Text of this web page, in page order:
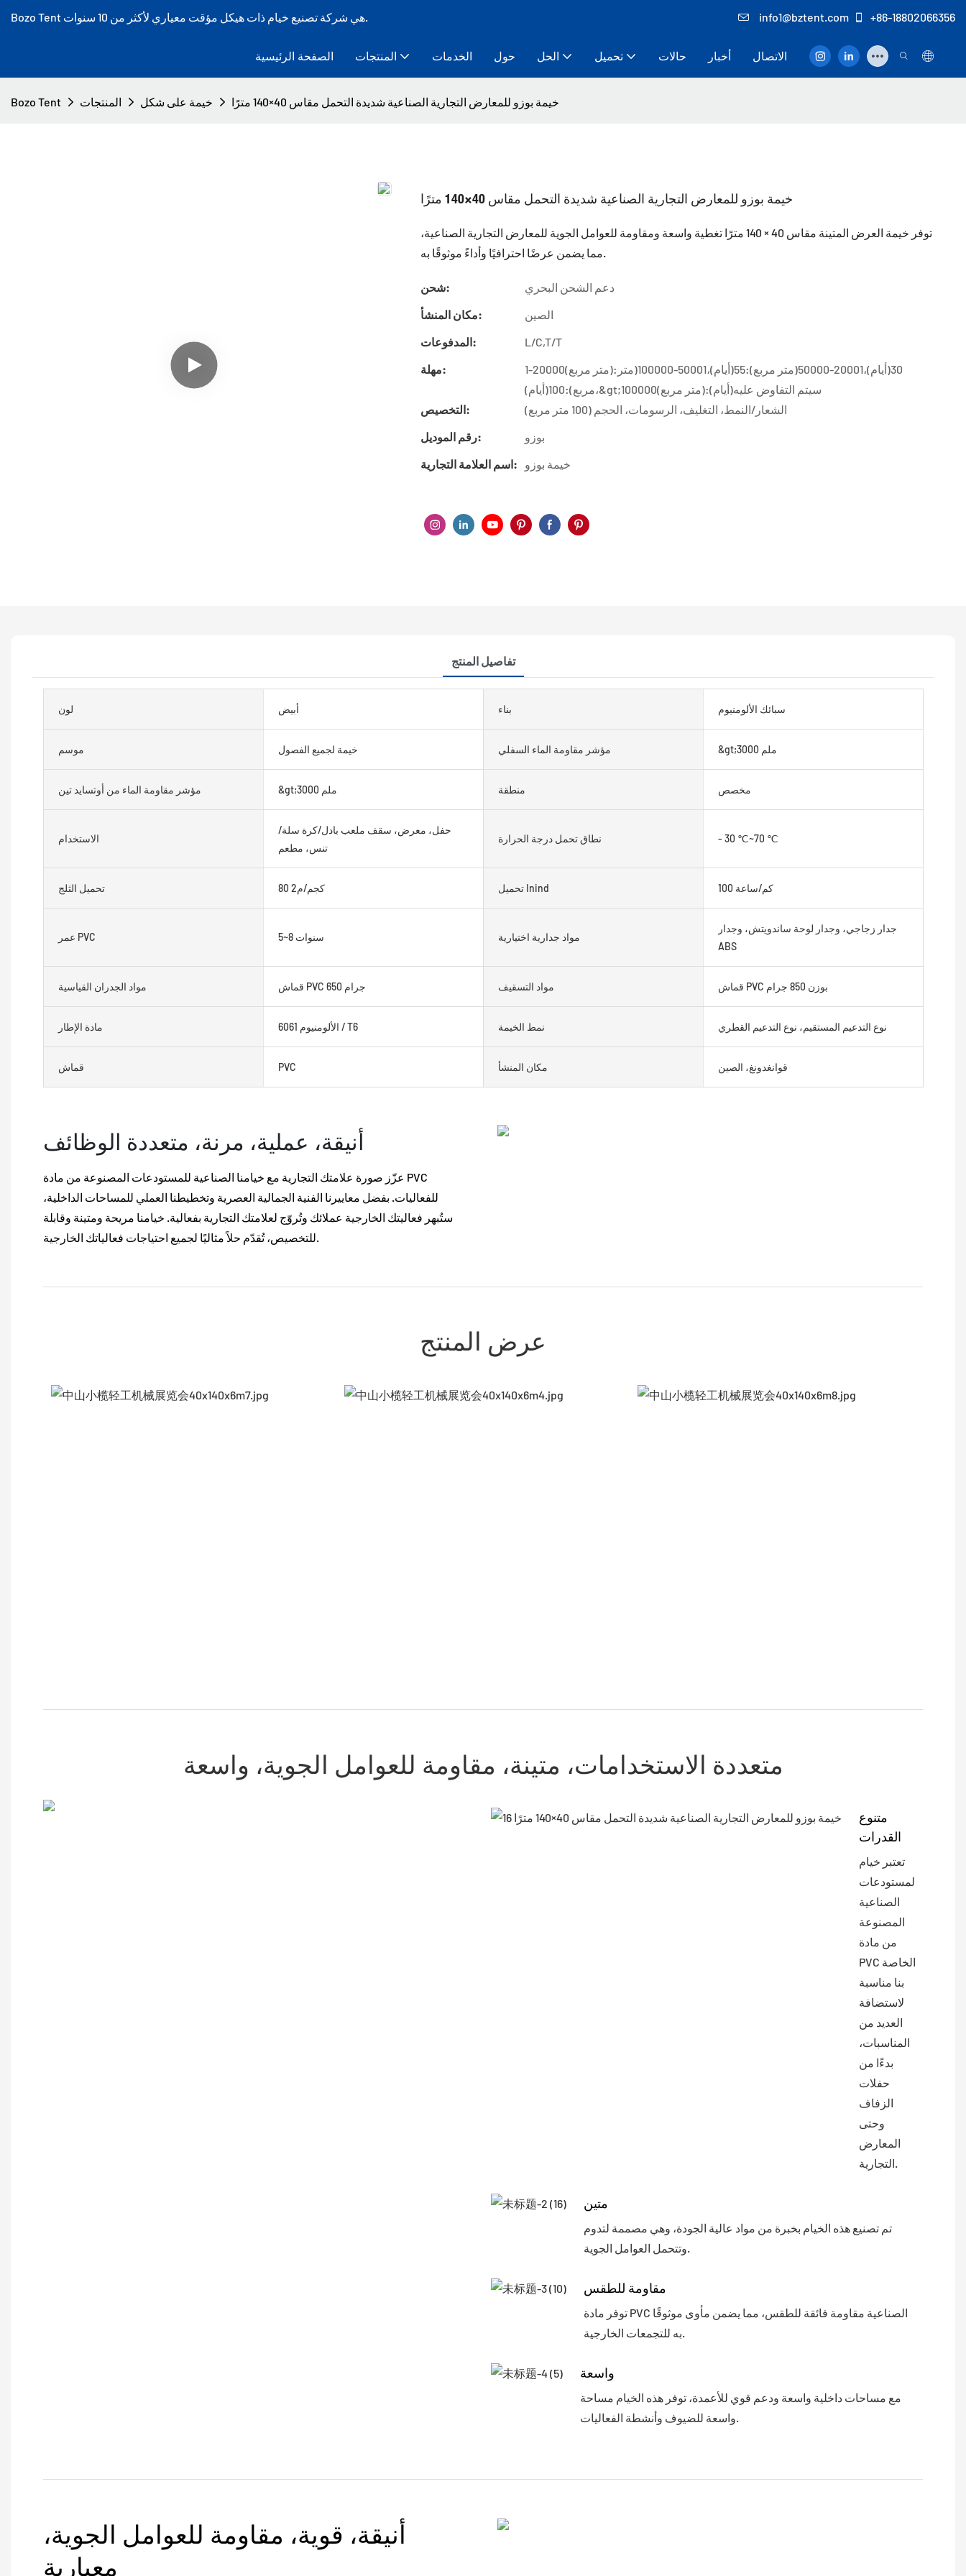
Bozo Tent هي شركة تصنيع خيام ذات هيكل مؤقت معياري لأكثر من 10 سنوات. info1@bztent.com +86-18802066356
الصفحة الرئيسية المنتجات الخدمات حول الحل تحميل حالات أخبار الاتصال
Bozo Tent المنتجات خيمة على شكل خيمة بوزو للمعارض التجارية الصناعية شديدة التحمل مقاس 40×140 مترًا
خيمة بوزو للمعارض التجارية الصناعية شديدة التحمل مقاس 40×140 مترًا
توفر خيمة العرض المتينة مقاس 40 × 140 مترًا تغطية واسعة ومقاومة للعوامل الجوية للمعارض التجارية الصناعية،
شحن:
دعم الشحن البحري
مكان المنشأ:
الصين
المدفوعات:
L/C,T/T
مهلة:
1-20000(متر مربع):30(أيام)،20001-50000(متر مربع):55(أيام)،50001-100000(متر
مربع):100(أيام)،&gt;100000(متر مربع):سيتم التفاوض عليه(أيام)
التخصيص:
الشعار/النمط، التغليف، الرسومات، الحجم (100 متر مربع)
رقم الموديل:
بوزو
اسم العلامة التجارية:
خيمة بوزو
تفاصيل المنتج
لون أبيض بناء سبائك الألومنيوم
موسم خيمة لجميع الفصول مؤشر مقاومة الماء السفلي &gt;3000 ملم
مؤشر مقاومة الماء من أوتسايد تين &gt;3000 ملم منطقة مخصص
الاستخدام
حفل، معرض، سقف ملعب بادل/كرة سلة/
تنس، مطعم
نطاق تحمل درجة الحرارة - 30 ℃~70 ℃
تحميل الثلج 80 كجم/م2 تحميل Inind 100 كم/ساعة
عمر PVC 5~8 سنوات مواد جدارية اختيارية
جدار زجاجي، وجدار لوحة ساندويتش، وجدار
ABS
مواد الجدران القياسية قماش PVC 650 جرام مواد التسقيف قماش PVC بوزن 850 جرام
مادة الإطار الألومنيوم 6061 / T6 نمط الخيمة نوع التدعيم المستقيم، نوع التدعيم القطري
قماش PVC مكان المنشأ قوانغدونغ، الصين
أنيقة، عملية، مرنة، متعددة الوظائف
عزّز صورة علامتك التجارية مع خيامنا الصناعية للمستودعات المصنوعة من مادة PVC
للفعاليات. بفضل معاييرنا الفنية الجمالية العصرية وتخطيطنا العملي للمساحات الداخلية،
ستُبهر فعاليتك الخارجية عملائك وتُروّج لعلامتك التجارية بفعالية. خيامنا مريحة ومتينة وقابلة
عرض المنتج
متعددة الاستخدامات، متينة، مقاومة للعوامل الجوية، واسعة
متنوع
القدرات
تعتبر خيام
المستودعات
الصناعية
المصنوعة
من مادة
PVC الخاصة
بنا مناسبة
لاستضافة
العديد من
المناسبات،
بدءًا من
حفلات
الزفاف
وحتى
المعارض
التجارية.
متين
تم تصنيع هذه الخيام بخبرة من مواد عالية الجودة، وهي مصممة لتدوم
وتتحمل العوامل الجوية.
مقاومة للطقس
توفر مادة PVC الصناعية مقاومة فائقة للطقس، مما يضمن مأوى موثوقًا
به للتجمعات الخارجية.
واسعة
مع مساحات داخلية واسعة ودعم قوي للأعمدة، توفر هذه الخيام مساحة
أنيقة، قوية، مقاومة للعوامل الجوية،
معيارية